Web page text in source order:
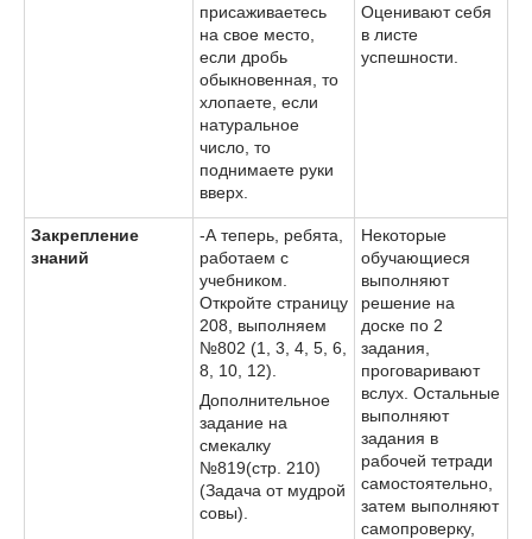
присаживаетесь
на свое место,
если дробь
обыкновенная, то
хлопаете, если
натуральное
число, то
поднимаете руки
вверх.
Оценивают себя
в листе
успешности.
Закрепление
знаний
-А теперь, ребята,
работаем с
учебником.
Откройте страницу
208, выполняем
№802 (1, 3, 4, 5, 6,
8, 10, 12).
Дополнительное
задание на
смекалку
№819(стр. 210)
(Задача от мудрой
совы).
Некоторые
обучающиеся
выполняют
решение на
доске по 2
задания,
проговаривают
вслух. Остальные
выполняют
задания в
рабочей тетради
самостоятельно,
затем выполняют
самопроверку,